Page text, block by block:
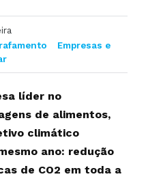
Empresas e
líder no
de alimentos,
climático
ano: redução
de CO2 em toda a